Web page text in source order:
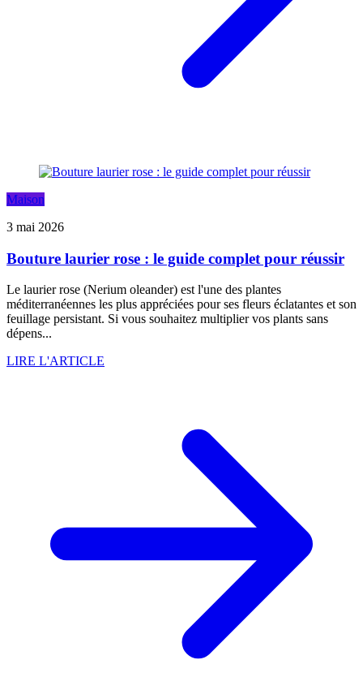
Maison
3 mai 2026
Bouture laurier rose : le guide complet pour réussir
Le laurier rose (Nerium oleander) est l'une des plantes
méditerranéennes les plus appréciées pour ses fleurs éclatantes et son
feuillage persistant. Si vous souhaitez multiplier vos plants sans
dépens...
LIRE L'ARTICLE